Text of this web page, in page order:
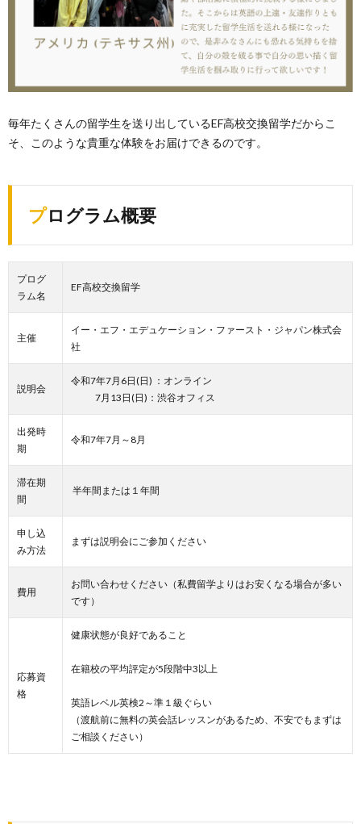
毎年たくさんの留学生を送り出しているEF高校交換留学だからこ
そ、このような貴重な体験をお届けできるのです。
プログラム概要
プログ
ラム名
EF高校交換留学
主催
イー・エフ・エデュケーション・ファースト・ジャパン株式会
社
説明会
令和7年7月6日(日) ：オンライン
7月13日(日)：渋谷オフィス
出発時
期
令和7年7月～8月
滞在期
間
半年間または１年間
申し込
み方法
まずは説明会にご参加ください
費用
お問い合わせください（私費留学よりはお安くなる場合が多い
です）
応募資
格
健康状態が良好であること
在籍校の平均評定が5段階中3以上
英語レベル英検2～準１級ぐらい
（渡航前に無料の英会話レッスンがあるため、不安でもまずは
ご相談ください）